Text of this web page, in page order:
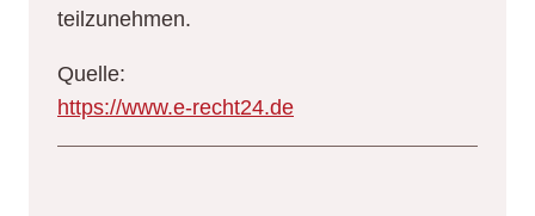
teilzunehmen.
Quelle:
https://www.e-recht24.de